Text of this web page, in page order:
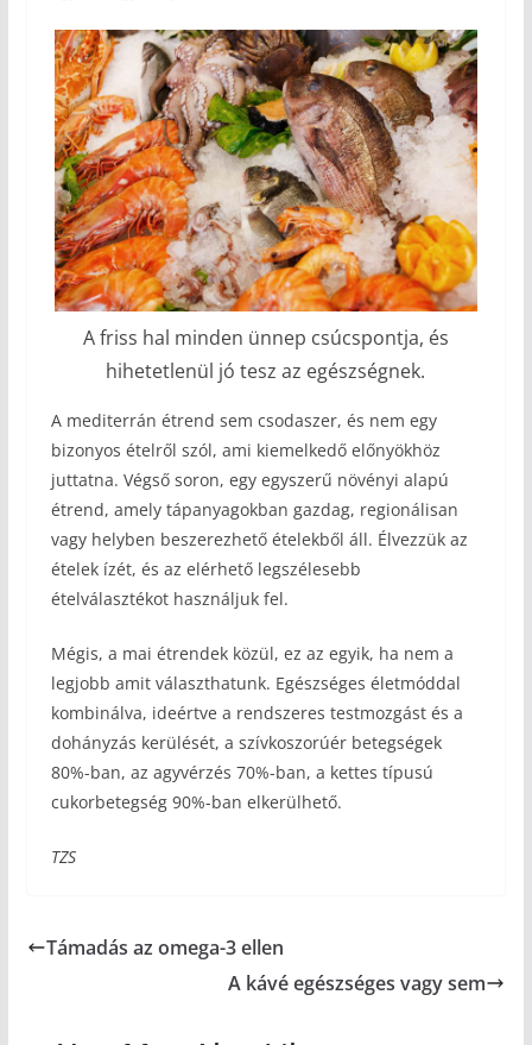
A friss hal minden ünnep csúcspontja, és
hihetetlenül jó tesz az egészségnek.
A mediterrán étrend sem csodaszer, és nem egy
bizonyos ételről szól, ami kiemelkedő előnyökhöz
juttatna. Végső soron, egy egyszerű növényi alapú
étrend, amely tápanyagokban gazdag, regionálisan
vagy helyben beszerezhető ételekből áll. Élvezzük az
ételek ízét, és az elérhető legszélesebb
ételválasztékot használjuk fel.
Mégis, a mai étrendek közül, ez az egyik, ha nem a
legjobb amit választhatunk. Egészséges életmóddal
kombinálva, ideértve a rendszeres testmozgást és a
dohányzás kerülését, a szívkoszorúér betegségek
80%-ban, az agyvérzés 70%-ban, a kettes típusú
cukorbetegség 90%-ban elkerülhető.
TZS
Támadás az omega-3 ellen
A kávé egészséges vagy sem